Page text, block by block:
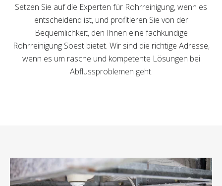
Setzen Sie auf die Experten für Rohrreinigung, wenn es
entscheidend ist, und profitieren Sie von der
Bequemlichkeit, den Ihnen eine fachkundige
Rohrreinigung Soest bietet. Wir sind die richtige Adresse,
wenn es um rasche und kompetente Lösungen bei
Abflussproblemen geht.